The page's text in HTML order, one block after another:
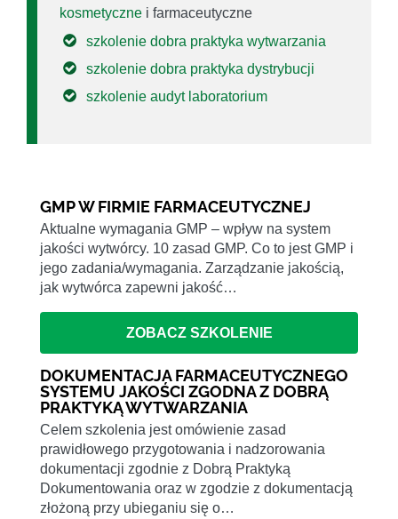
kosmetyczne i farmaceutyczne
szkolenie dobra praktyka wytwarzania
szkolenie dobra praktyka dystrybucji
szkolenie audyt laboratorium
GMP W FIRMIE FARMACEUTYCZNEJ
Aktualne wymagania GMP – wpływ na system
jakości wytwórcy. 10 zasad GMP. Co to jest GMP i
jego zadania/wymagania. Zarządzanie jakością,
jak wytwórca zapewni jakość…
ZOBACZ SZKOLENIE
DOKUMENTACJA FARMACEUTYCZNEGO
SYSTEMU JAKOŚCI ZGODNA Z DOBRĄ
PRAKTYKĄ WYTWARZANIA
Celem szkolenia jest omówienie zasad
prawidłowego przygotowania i nadzorowania
dokumentacji zgodnie z Dobrą Praktyką
Dokumentowania oraz w zgodzie z dokumentacją
złożoną przy ubieganiu się o…